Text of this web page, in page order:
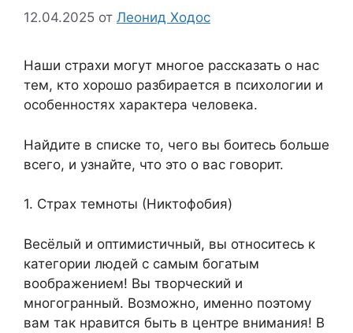
12.04.2025 от Леонид Ходос
Наши страхи могут многое рассказать о нас
тем, кто хорошо разбирается в психологии и
особенностях характера человека.
Найдите в списке то, чего вы боитесь больше
всего, и узнайте, что это о вас говорит.
1. Страх темноты (Никтофобия)
Весёлый и оптимистичный, вы относитесь к
категории людей с самым богатым
воображением! Вы творческий и
многогранный. Возможно, именно поэтому
вам так нравится быть в центре внимания! В